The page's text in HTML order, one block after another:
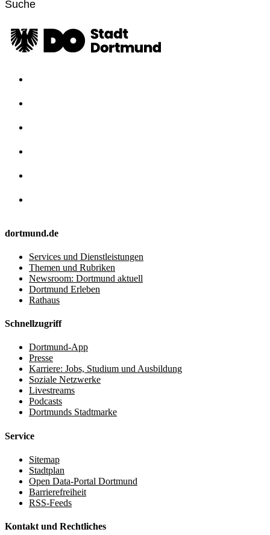
dortmund.de
Services und Dienstleistungen
Themen und Rubriken
Newsroom: Dortmund aktuell
Dortmund Erleben
Rathaus
Schnellzugriff
Dortmund-App
Presse
Karriere: Jobs, Studium und Ausbildung
Soziale Netzwerke
Livestreams
Podcasts
Dortmunds Stadtmarke
Service
Sitemap
Stadtplan
Open Data-Portal Dortmund
Barrierefreiheit
RSS-Feeds
Kontakt und Rechtliches